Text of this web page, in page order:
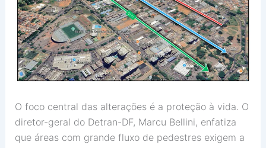
O foco central das alterações é a proteção à vida. O
diretor-geral do Detran-DF, Marcu Bellini, enfatiza
que áreas com grande fluxo de pedestres exigem a